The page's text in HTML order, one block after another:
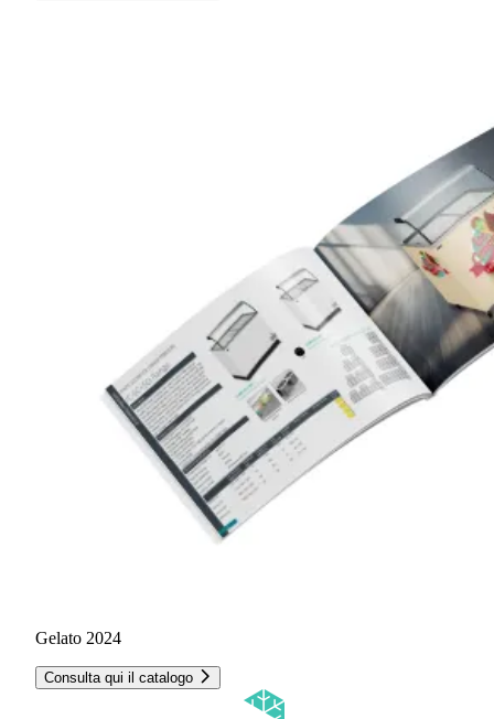
Gelato 2024
Consulta qui il catalogo